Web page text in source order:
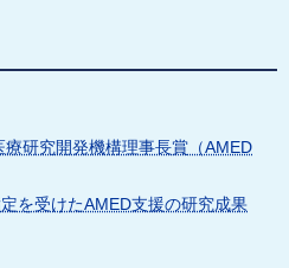
研究開発機構理事長賞（AMED
を受けたAMED支援の研究成果